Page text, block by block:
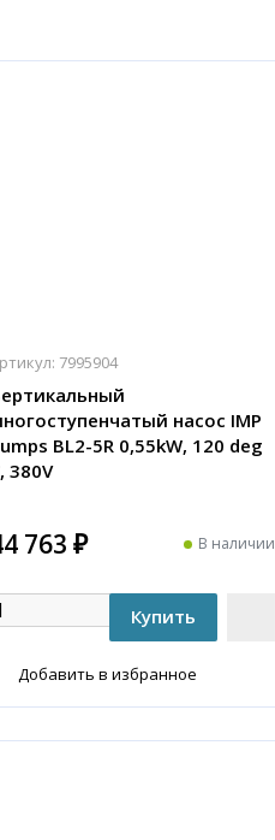
7995904
насос IMP
BL2-5R 0,55kW, 120 deg
380V
763 ₽ В наличии
Добавить в избранное